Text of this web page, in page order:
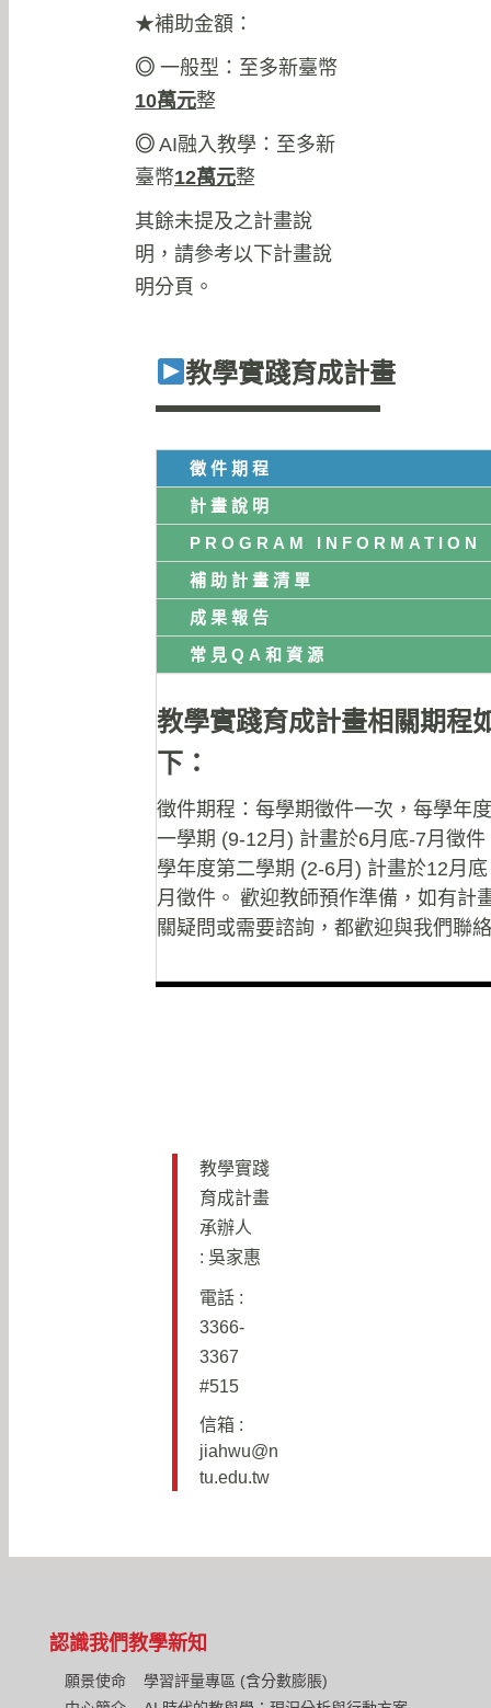
★補助金額：
◎ 一般型：至多新臺幣
10萬元整
◎ AI融入教學：至多新
臺幣12萬元整
其餘未提及之計畫說
明，請參考以下計畫說
明分頁。
教學實踐育成計畫
徵件期程
計畫說明
PROGRAM INFORMATION
補助計畫清單
成果報告
常見QA和資源
教學實踐育成計畫相關期程
下：
徵件期程：每學期徵件一次，每學年
一學期 (9-12月) 計畫於6月底-7月徵件
學年度第二學期 (2-6月) 計畫於12月
月徵件。 歡迎教師預作準備，如有計
關疑問或需要諮詢，都歡迎與我們聯
教學實踐
育成計畫
承辦人
: 吳家惠
電話 :
3366-
3367
#515
信箱 :
jiahwu@n
tu.edu.tw
認識我們
願景使命
教學新知
學習評量專區 (含分數膨脹)